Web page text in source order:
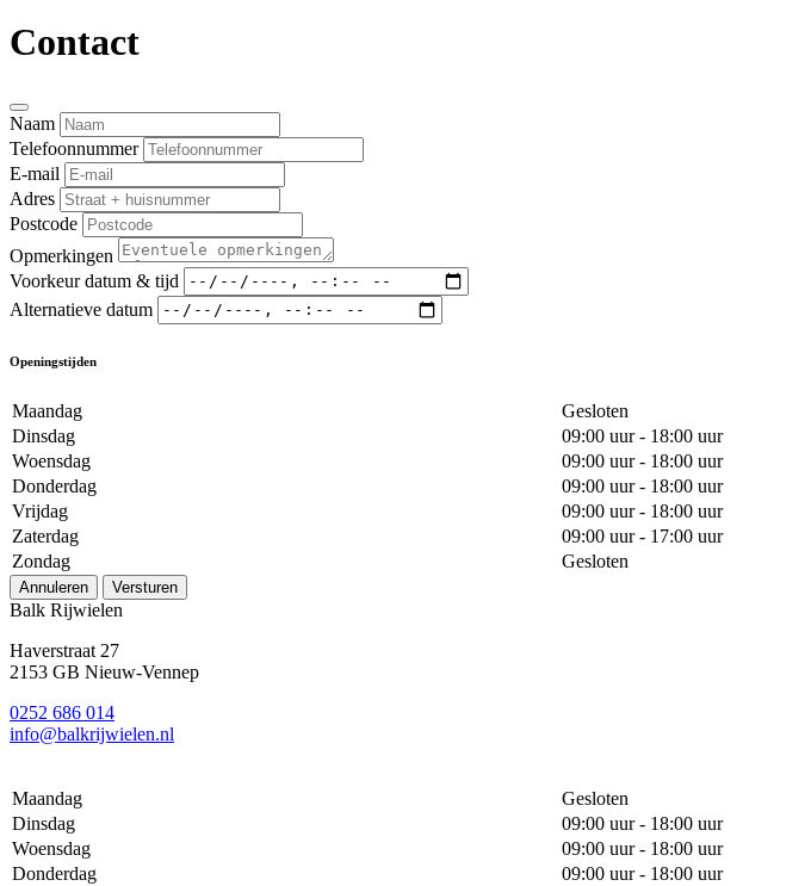
Contact
Naam
Telefoonnummer
E-mail
Adres
Postcode
Opmerkingen
Voorkeur datum & tijd
Alternatieve datum
Openingstijden
Maandag
Gesloten
Dinsdag
09:00 uur - 18:00 uur
Woensdag
09:00 uur - 18:00 uur
Donderdag
09:00 uur - 18:00 uur
Vrijdag
09:00 uur - 18:00 uur
Zaterdag
09:00 uur - 17:00 uur
Zondag
Gesloten
Annuleren Versturen
Balk Rijwielen
Haverstraat 27
2153 GB Nieuw-Vennep
0252 686 014
info@balkrijwielen.nl
Maandag
Gesloten
Dinsdag
09:00 uur - 18:00 uur
Woensdag
09:00 uur - 18:00 uur
Donderdag
09:00 uur - 18:00 uur